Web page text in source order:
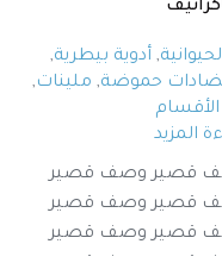
, أدوية بيطرية,
حموضة, ملينات,
المزيد
قصير وصف قصير
قصير وصف قصير
قصير وصف قصير